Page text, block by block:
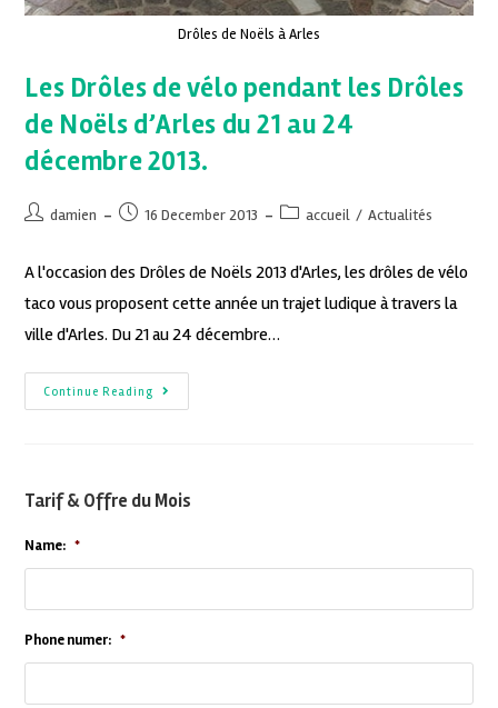
Drôles de Noëls à Arles
Les Drôles de vélo pendant les Drôles
de Noëls d’Arles du 21 au 24
décembre 2013.
damien 16 December 2013 accueil / Actualités
A l'occasion des Drôles de Noëls 2013 d'Arles, les drôles de vélo
taco vous proposent cette année un trajet ludique à travers la
ville d'Arles. Du 21 au 24 décembre…
Continue Reading
Tarif & Offre du Mois
Name: *
Phone numer: *